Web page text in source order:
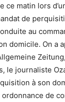
ce matin lors
de
au
domicile. On a
journaliste
à son
ordonnance de